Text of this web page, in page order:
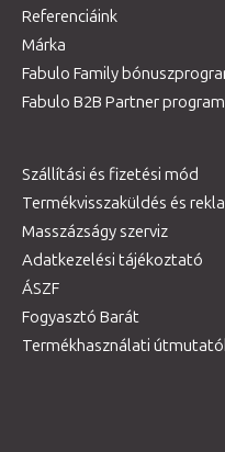
Referenciáink
Márka
Fabulo Family
Fabulo B2B Partner
Szállítási és fizetési mód
Termékvisszaküldés és
Masszázságy szerviz
Adatkezelési tájékoztató
ÁSZF
Fogyasztó Barát
Termékhasználati